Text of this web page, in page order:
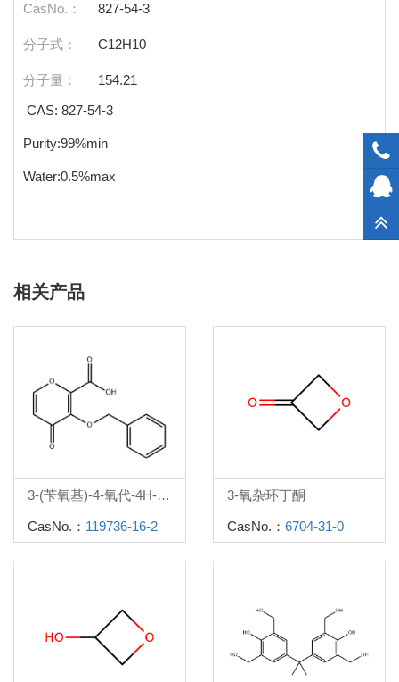
CasNo.： 827-54-3
分子式： C12H10
分子量：
154.21
CAS: 827-54-3
Purity:99%min
Water:0.5%max
相关产品
3-(苄氧基)-4-氧代-4H-吡喃-2-羧酸
CasNo.： 119736-16-2
3-氧杂环丁酮
CasNo.： 6704-31-0